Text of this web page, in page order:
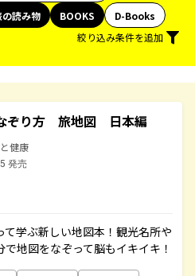
読み物 BOOKS
D-Books
絞り込み条件を追加
ぞり方 旅地図 日本編
健康
発売
学ぶ新しい地図本！観光名所や
地図をなぞって脳もイキイキ！